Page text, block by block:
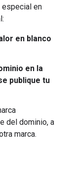
especial en
en blanco
en la
publique tu
del dominio, a
marca.